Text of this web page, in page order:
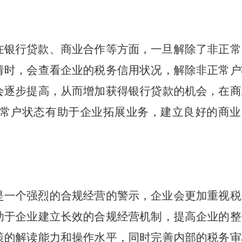
行贷款、商业合作等方面，一旦解除了非正
，会查看企业的税务信用状况，解除非正常
步提高，从而增加获得银行贷款的机会，在
户状态有助于企业拓展业务，建立良好的商
个强烈的合规经营的警示，企业会更加重视
企业建立长效的合规经营机制，提高企业的
解读能力和操作水平，同时完善内部的税务